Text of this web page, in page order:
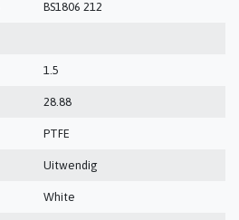
BS1806 212
1.5
28.88
PTFE
Uitwendig
White